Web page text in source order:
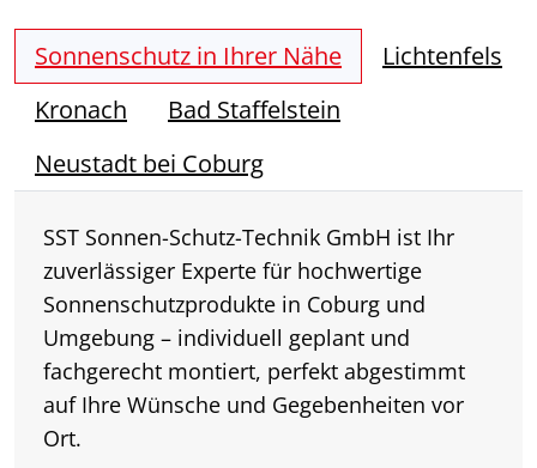
Sonnenschutz in Ihrer Nähe
Lichtenfels
Kronach
Bad Staffelstein
Neustadt bei Coburg
SST Sonnen-Schutz-Technik GmbH ist Ihr
zuverlässiger Experte für hochwertige
Sonnenschutzprodukte in Coburg und
Umgebung – individuell geplant und
fachgerecht montiert, perfekt abgestimmt
auf Ihre Wünsche und Gegebenheiten vor
Ort.